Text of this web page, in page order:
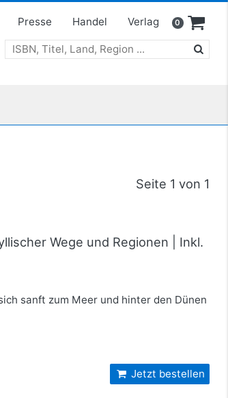
Presse Handel Verlag 0
Seite 1 von 1
Wege und Regionen | Inkl.
sanft zum Meer und hinter den Dünen
Jetzt bestellen